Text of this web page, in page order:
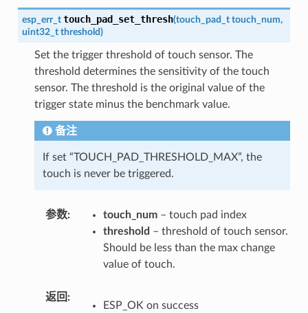
esp_err_t touch_pad_set_thresh(touch_pad_t touch_num,
uint32_t threshold)
Set the trigger threshold of touch sensor. The
threshold determines the sensitivity of the touch
sensor. The threshold is the original value of the
trigger state minus the benchmark value.
备注
If set “TOUCH_PAD_THRESHOLD_MAX”, the
touch is never be triggered.
参数 touch_num– touch pad index
threshold – threshold of touch sensor.
Should be less than the max change
value of touch.
返回
ESP_OK on success